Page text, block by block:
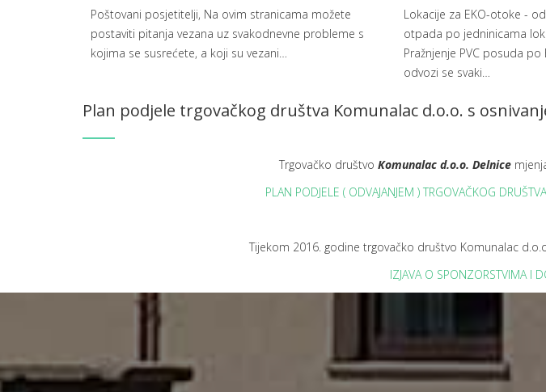
Poštovani posjetitelji, Na ovim stranicama možete
postaviti pitanja vezana uz svakodnevne probleme s
kojima se susrećete, a koji su vezani…
Lokacije za EKO-otoke -
otpada po jedninicama
Pražnjenje PVC posuda po
odvozi se svaki…
Plan podjele trgovačkog društva Komunalac d.o.o. s
Trgovačko društvo Komunalac d.o.o. Delnice
PLAN PODJELE ( ODVAJANJEM ) TRGOVAČKOG
Tijekom 2016. godine trgovačko društvo Komunalac
IZJAVA O SPONZORSTVIMA I